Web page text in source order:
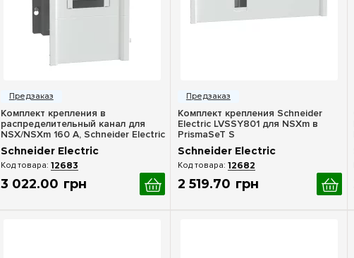
Комплект крепления в
распределительный канал для
NSX/NSXm 160 А, Schneider Electric
LVSSY802
Schneider Electric
12683
3 022.00 грн
Комплект крепления Schneider
Electric LVSSY801 для NSXm в
PrismaSeT S
Schneider Electric
12682
2 519.70 грн